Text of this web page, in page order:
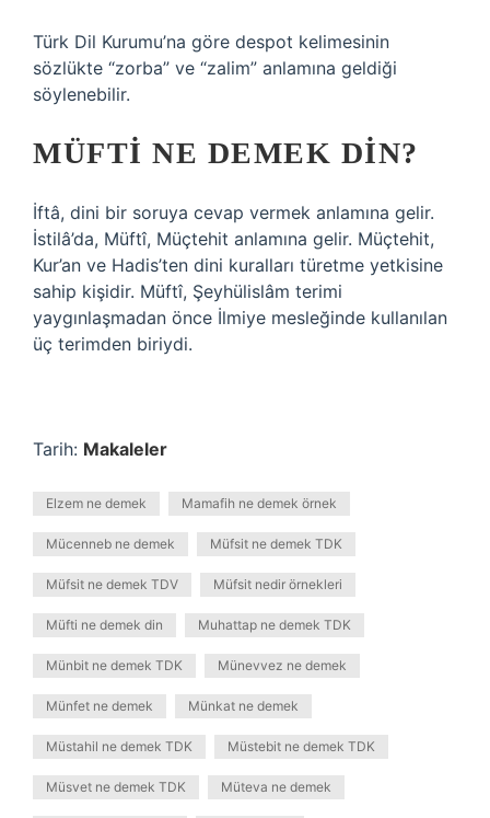
Türk Dil Kurumu’na göre despot kelimesinin
sözlükte “zorba” ve “zalim” anlamına geldiği
söylenebilir.
MÜFTI NE DEMEK DIN?
İftâ, dini bir soruya cevap vermek anlamına gelir.
İstilâ’da, Müftî, Müçtehit anlamına gelir. Müçtehit,
Kur’an ve Hadis’ten dini kuralları türetme yetkisine
sahip kişidir. Müftî, Şeyhülislâm terimi
yaygınlaşmadan önce İlmiye mesleğinde kullanılan
üç terimden biriydi.
Tarih: Makaleler
Elzem ne demek Mamafih ne demek örnek
Mücenneb ne demek Müfsit ne demek TDK
Müfsit ne demek TDV Müfsit nedir örnekleri
Müfti ne demek din Muhattap ne demek TDK
Münbit ne demek TDK Münevvez ne demek
Münfet ne demek Münkat ne demek
Müstahil ne demek TDK Müstebit ne demek TDK
Müsvet ne demek TDK Müteva ne demek